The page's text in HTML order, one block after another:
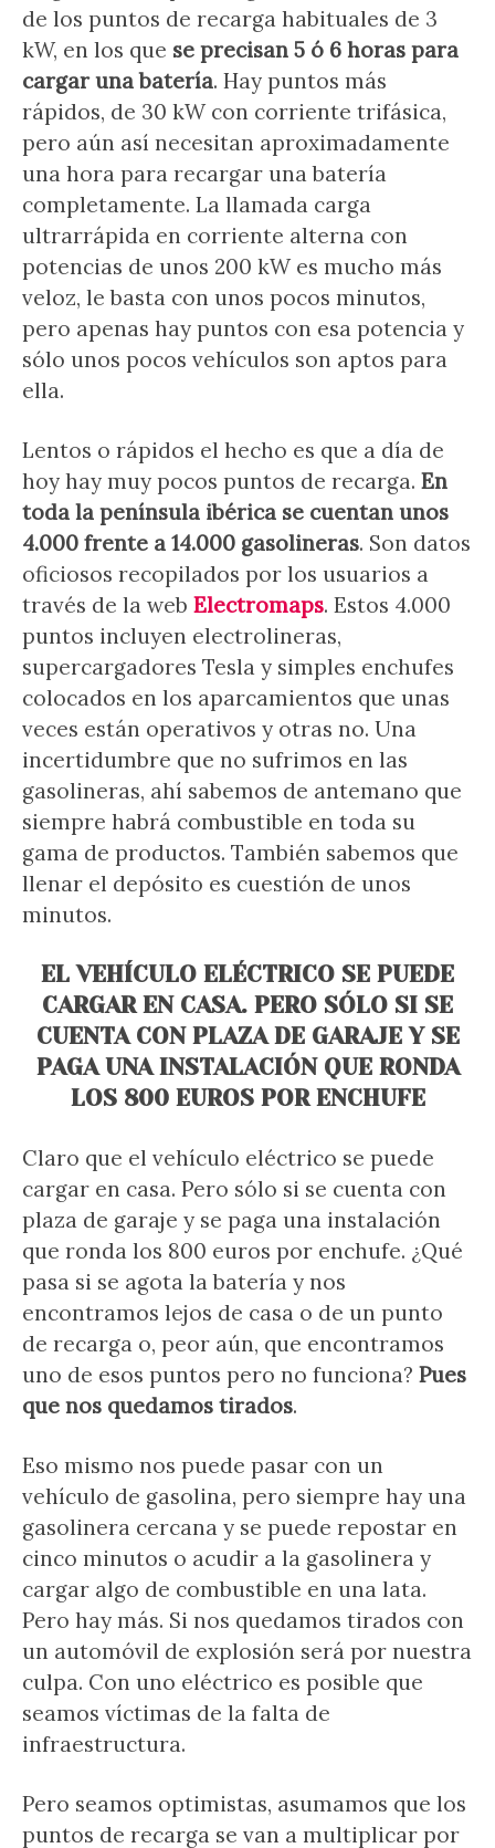
de los puntos de recarga habituales de 3
kW, en los que se precisan 5 ó 6 horas para
cargar una batería. Hay puntos más
rápidos, de 30 kW con corriente trifásica,
pero aún así necesitan aproximadamente
una hora para recargar una batería
completamente. La llamada carga
ultrarrápida en corriente alterna con
potencias de unos 200 kW es mucho más
veloz, le basta con unos pocos minutos,
pero apenas hay puntos con esa potencia y
sólo unos pocos vehículos son aptos para
ella.
Lentos o rápidos el hecho es que a día de
hoy hay muy pocos puntos de recarga. En
toda la península ibérica se cuentan unos
4.000 frente a 14.000 gasolineras. Son datos
oficiosos recopilados por los usuarios a
través de la web Electromaps. Estos 4.000
puntos incluyen electrolineras,
supercargadores Tesla y simples enchufes
colocados en los aparcamientos que unas
veces están operativos y otras no. Una
incertidumbre que no sufrimos en las
gasolineras, ahí sabemos de antemano que
siempre habrá combustible en toda su
gama de productos. También sabemos que
llenar el depósito es cuestión de unos
minutos.
EL VEHÍCULO ELÉCTRICO SE PUEDE
CARGAR EN CASA. PERO SÓLO SI SE
CUENTA CON PLAZA DE GARAJE Y SE
PAGA UNA INSTALACIÓN QUE RONDA
LOS 800 EUROS POR ENCHUFE
Claro que el vehículo eléctrico se puede
cargar en casa. Pero sólo si se cuenta con
plaza de garaje y se paga una instalación
que ronda los 800 euros por enchufe. ¿Qué
pasa si se agota la batería y nos
encontramos lejos de casa o de un punto
de recarga o, peor aún, que encontramos
uno de esos puntos pero no funciona? Pues
que nos quedamos tirados.
Eso mismo nos puede pasar con un
vehículo de gasolina, pero siempre hay una
gasolinera cercana y se puede repostar en
cinco minutos o acudir a la gasolinera y
cargar algo de combustible en una lata.
Pero hay más. Si nos quedamos tirados con
un automóvil de explosión será por nuestra
culpa. Con uno eléctrico es posible que
seamos víctimas de la falta de
infraestructura.
Pero seamos optimistas, asumamos que los
puntos de recarga se van a multiplicar por